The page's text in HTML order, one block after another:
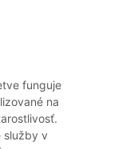
funguje
na
služby v